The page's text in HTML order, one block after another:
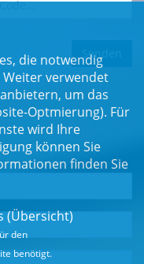
der Region.
die notwendig
verwendet
um das
Optmierung). Für
wird Ihre
können Sie
finden Sie
(Übersicht)
den
benötigt.